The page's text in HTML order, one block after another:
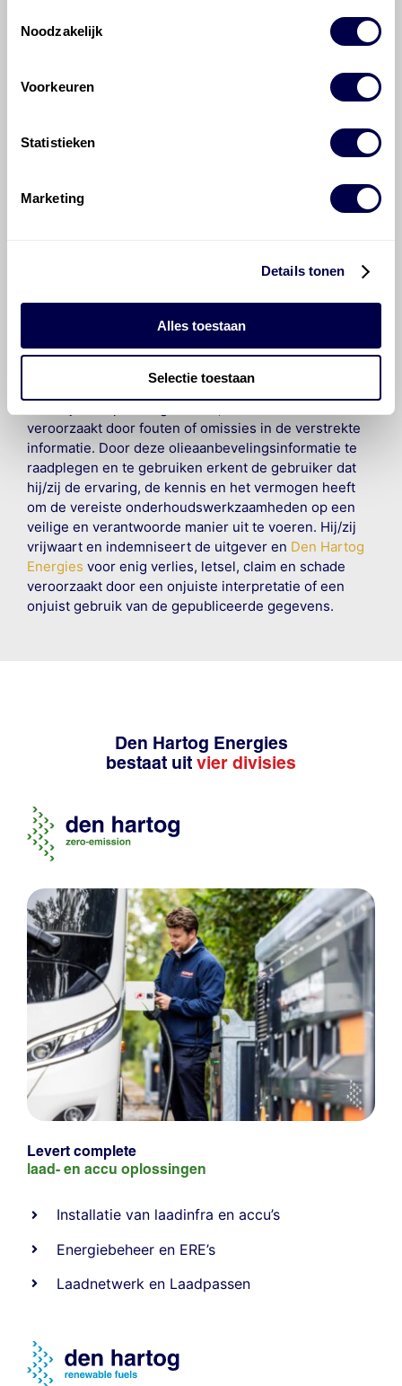
Noodzakelijk
Voorkeuren
Statistieken
Marketing
Details tonen
Alles toestaan
Selectie toestaan
productadvies beschikbaar?
gereproduceerd, opgeslagen in een database of op
Organisation B.V. Hoewel alles in het werk is gesteld
om ervoor te zorgen dat deze gegevens zo accuraat
en compleet mogelijk zijn, wordt geen
veroorzaakt door fouten of omissies in de verstrekte
informatie. Door deze olieaanbevelingsinformatie te
raadplegen en te gebruiken erkent de gebruiker dat
hij/zij de ervaring, de kennis en het vermogen heeft
om de vereiste onderhoudswerkzaamheden op een
veilige en verantwoorde manier uit te voeren. Hij/zij
vrijwaart en indemniseert de uitgever en Den Hartog
Energies voor enig verlies, letsel, claim en schade
veroorzaakt door een onjuiste interpretatie of een
onjuist gebruik van de gepubliceerde gegevens.
Den Hartog Energies
bestaat uit vier divisies
Levert complete
laad- en accu oplossingen
Installatie van laadinfra en accu’s
Energiebeheer en ERE’s
Laadnetwerk en Laadpassen